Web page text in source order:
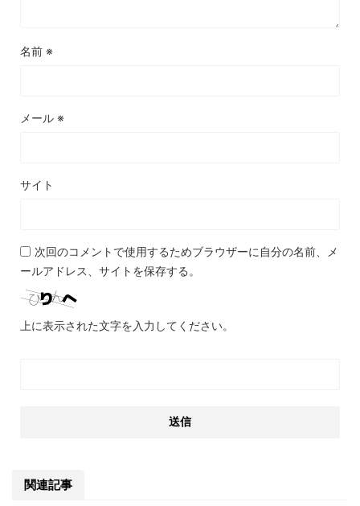
名前 ※
メール ※
サイト
次回のコメントで使用するためブラウザーに自分の名前、メ
ールアドレス、サイトを保存する。
上に表示された文字を入力してください。
関連記事